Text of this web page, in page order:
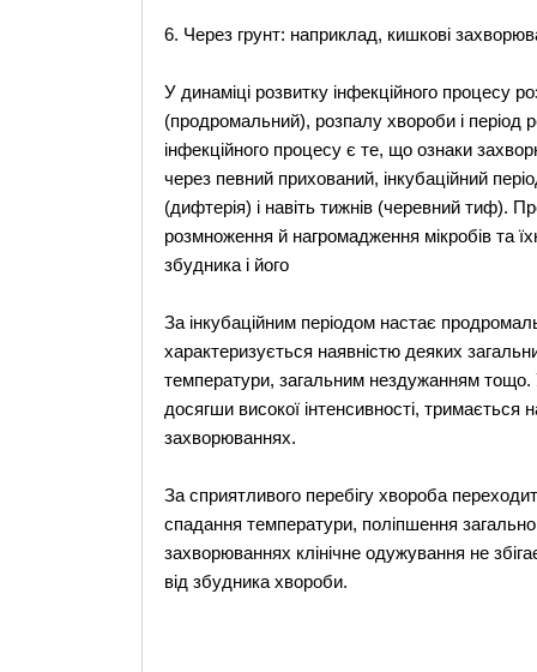
6. Через грунт: наприклад, кишкові
У динаміці розвитку інфекційного процесу
(продромальний), розпалу хвороби і
інфекційного процесу є те, що ознаки
через певний прихований, інкубаційний
(дифтерія) і навіть тижнів (черевний тиф).
розмноження й нагромадження мікробів та
збудника і його
За інкубаційним періодом настає
характеризується наявністю деяких
температури, загальним нездужанням тощо.
досягши високої інтенсивності,
захворюваннях.
За сприятливого перебігу хвороба
спадання температури, поліпшення
захворюваннях клінічне одужування не
від збудника хвороби.